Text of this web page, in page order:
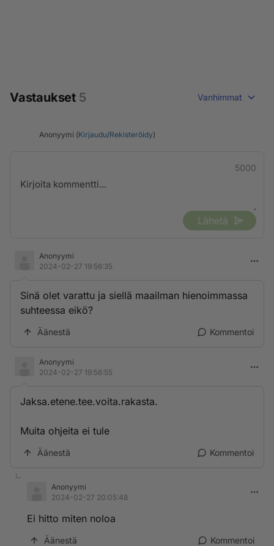
Vastaukset 5 Vanhimmat
Anonyymi (Kirjaudu/Rekisteröidy)
5000
Lähetä
Anonyymi
2024-02-27 19:56:35
Sinä olet varattu ja siellä maailman hienoimmassa
suhteessa eikö?
Äänestä Kommentoi
Anonyymi
2024-02-27 19:56:55
Jaksa.etene.tee.voita.rakasta.
Muita ohjeita ei tule
Äänestä Kommentoi
Anonyymi
2024-02-27 20:05:48
Ei hitto miten noloa
Äänestä Kommentoi